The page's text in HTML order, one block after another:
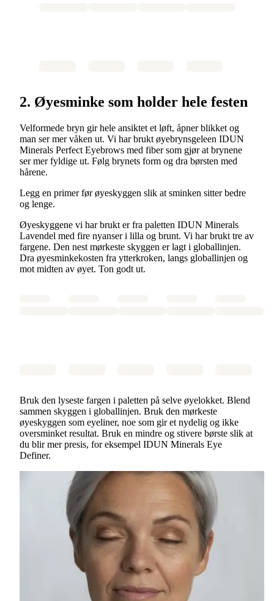
2. Øyesminke som holder hele festen
Velformede bryn gir hele ansiktet et løft, åpner blikket og
man ser mer våken ut. Vi har brukt øyebrynsgeleen IDUN
Minerals Perfect Eyebrows med fiber som gjør at brynene
ser mer fyldige ut. Følg brynets form og dra børsten med
hårene.
Legg en primer før øyeskyggen slik at sminken sitter bedre
og lenge.
Øyeskyggene vi har brukt er fra paletten IDUN Minerals
Lavendel med fire nyanser i lilla og brunt. Vi har brukt tre av
fargene. Den nest mørkeste skyggen er lagt i globallinjen.
Dra øyesminkekosten fra ytterkroken, langs globallinjen og
mot midten av øyet. Ton godt ut.
Bruk den lyseste fargen i paletten på selve øyelokket. Blend
sammen skyggen i globallinjen. Bruk den mørkeste
øyeskyggen som eyeliner, noe som gir et nydelig og ikke
oversminket resultat. Bruk en mindre og stivere børste slik at
du blir mer presis, for eksempel IDUN Minerals Eye
Definer.